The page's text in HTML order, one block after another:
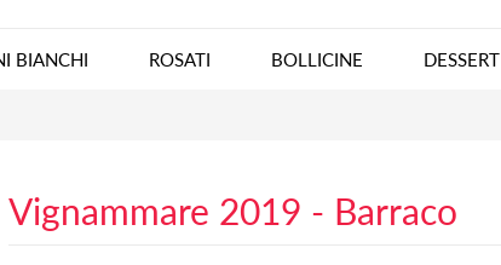
BIANCHI ROSATI BOLLICINE DESSERT
Vignammare 2019 - Barraco